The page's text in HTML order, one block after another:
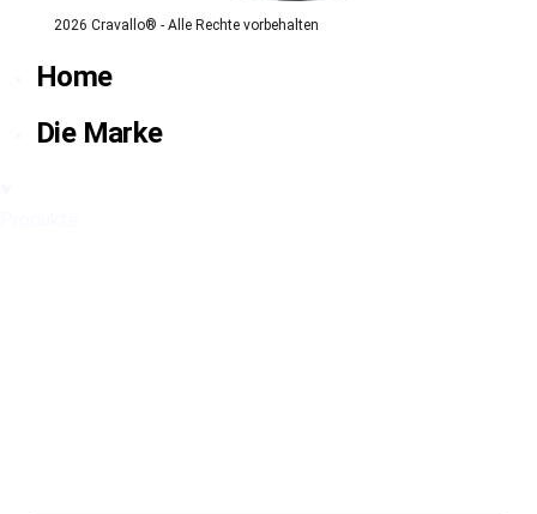
2026 Cravallo® - Alle Rechte vorbehalten
Home
Die Marke